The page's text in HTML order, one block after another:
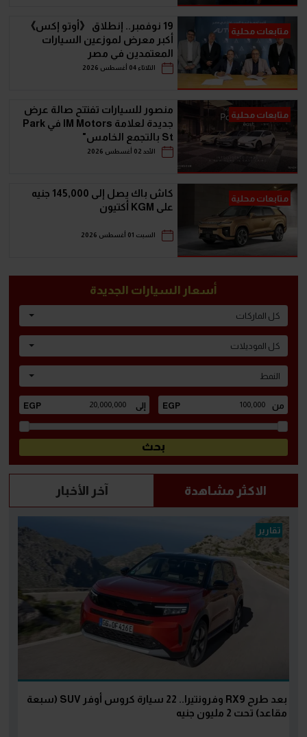
متابعات محلية
19 نوفمبر.. إنطلاق 《أوتو إكس》
أكبر معرض لموزعين السيارات
المعتمدين في مصر
الثلاثاء 04 أغسطس 2026
متابعات محلية
منصور للسيارات تفتتح صالة عرض
جديدة لعلامة IM Motors في Park
St بالتجمع الخامس"
الأحد 02 أغسطس 2026
متابعات محلية
كاش باك يصل إلى 145,000 جنيه
على KGM أكتيون
السبت 01 أغسطس 2026
أسعار السيارات الجديدة
كل الماركات
كل الموديلات
النمط
الاكثر مشاهدة آخر الأخبار
تقارير
بعد طرح RX9 وفرونتيرا.. 22 سيارة كروس أوفر SUV (سبعة
مقاعد) تحت 2 مليون جنيه